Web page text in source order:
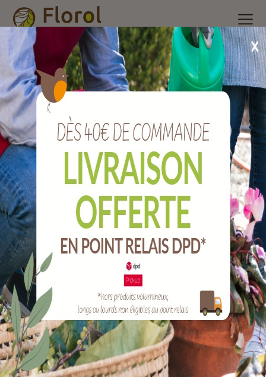
Accueil Nos produits /Poterie et accessoires /Pot plastique/
Coupe ebla cendre Ø 52 cm
Coupe EBLA cendre Ø 52 cm
Ref :
167052005
EAN :8051560243095
Marque :
Quantité :
Unité
-